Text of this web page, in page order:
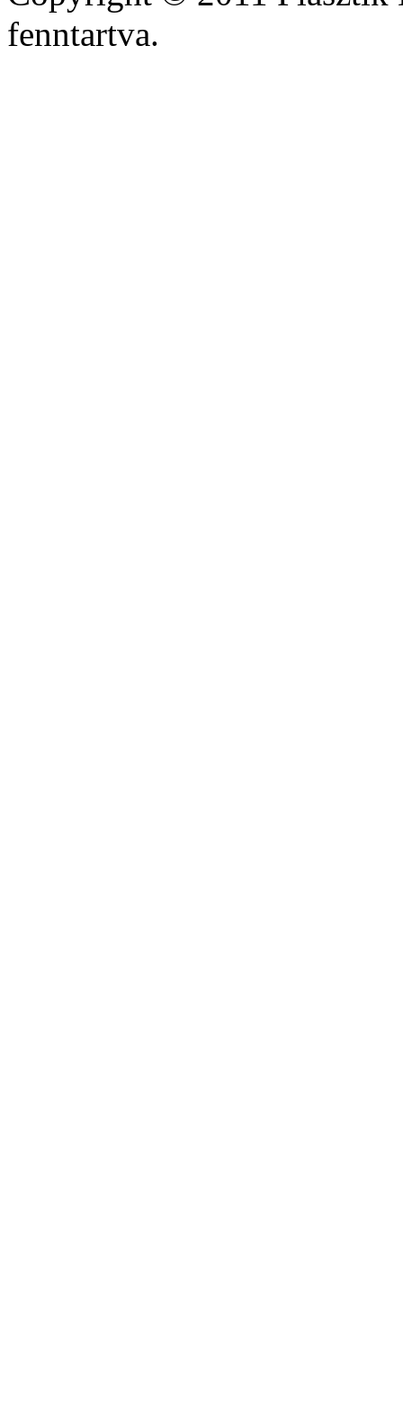
fenntartva.